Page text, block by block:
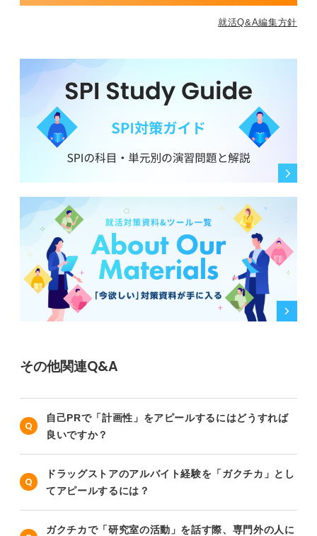
就活Q&A編集方針
その他関連Q&A
自己PRで「計画性」をアピールするにはどうすれば
良いですか？
ドラッグストアのアルバイト経験を「ガクチカ」とし
てアピールするには？
ガクチカで「研究室の活動」を話す際、専門外の人に